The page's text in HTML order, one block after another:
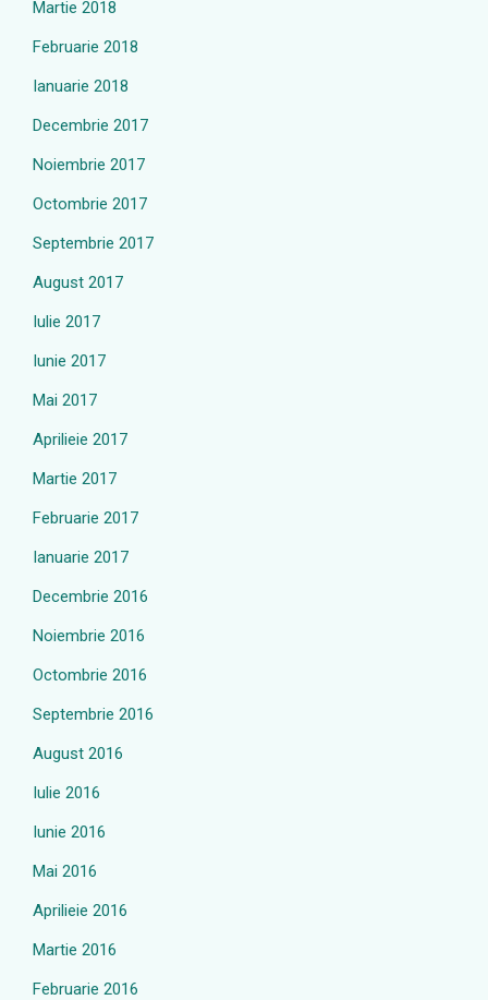
Martie 2018
Februarie 2018
Ianuarie 2018
Decembrie 2017
Noiembrie 2017
Octombrie 2017
Septembrie 2017
August 2017
Iulie 2017
Iunie 2017
Mai 2017
Aprilieie 2017
Martie 2017
Februarie 2017
Ianuarie 2017
Decembrie 2016
Noiembrie 2016
Octombrie 2016
Septembrie 2016
August 2016
Iulie 2016
Iunie 2016
Mai 2016
Aprilieie 2016
Martie 2016
Februarie 2016